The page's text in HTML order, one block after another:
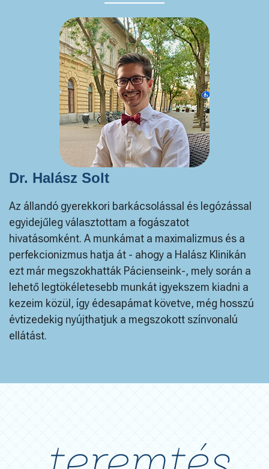
Dr. Halász Solt
Az állandó gyerekkori barkácsolással és legózással
egyidejűleg választottam a fogászatot
hivatásomként. A munkámat a maximalizmus és a
perfekcionizmus hatja át - ahogy a Halász Klinikán
ezt már megszokhatták Pácienseink-, mely során a
lehető legtökéletesebb munkát igyekszem kiadni a
kezeim közül, így édesapámat követve, még hosszú
évtizedekig nyújthatjuk a megszokott színvonalú
ellátást.